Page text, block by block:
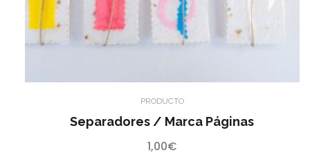
PRODUCTO
Separadores / Marca Páginas
1,00€